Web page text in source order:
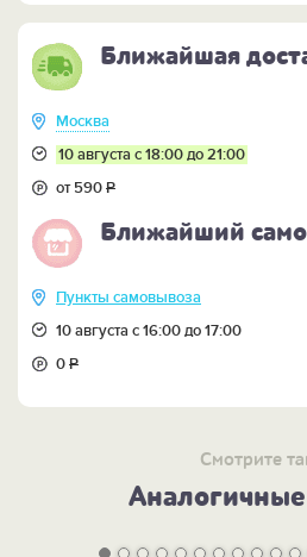
Ближайшая
Москва
10 августа с 18:00 до 21:00
от 590Р
Ближайший
Пункты самовывоза
10 августа с 16:00 до 17:00
0Р
Смотрите